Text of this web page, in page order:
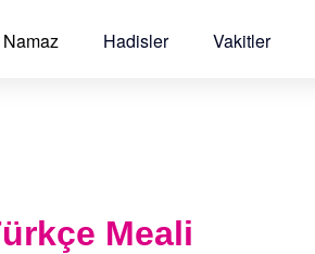
Namaz Hadisler Vakitler
Meali